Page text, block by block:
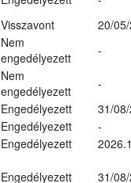
Visszavont
20/
Nem
engedélyezett
-
Nem
engedélyezett
-
Engedélyezett
31/
Engedélyezett
-
Engedélyezett
Engedélyezett 31/